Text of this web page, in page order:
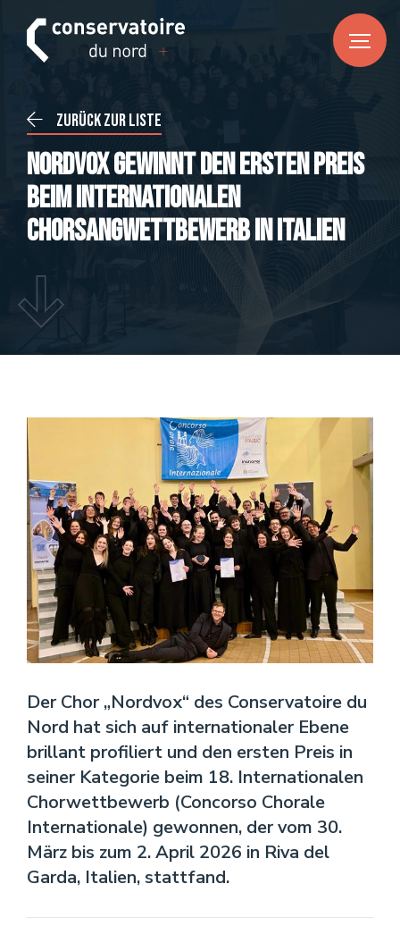
News
CONSERVATOIRE DU NORD
Über uns
Praktische Informationen
KURSE
VERANSTALTUNGEN
KONTAKT
DE EN
Zurück zur Liste
Nordvox gewinnt den ersten Preis
beim internationalen
Chorsangwettbewerb in Italien
Der Chor „Nordvox“ des Conservatoire du
Nord hat sich auf internationaler Ebene
brillant profiliert und den ersten Preis in
seiner Kategorie beim 18. Internationalen
Chorwettbewerb (Concorso Chorale
Internationale) gewonnen, der vom 30.
März bis zum 2. April 2026 in Riva del
Garda, Italien, stattfand.